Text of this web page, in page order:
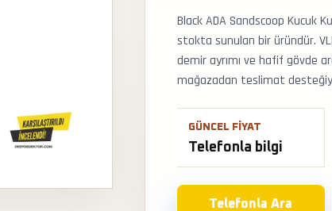
Black ADA Sandscoop Kucuk
stokta sunulan bir üründür.
demir ayrımı ve hafif gövde
mağazadan teslimat
GÜNCEL FIYAT
Telefonla bilgi
Telefonla Ara